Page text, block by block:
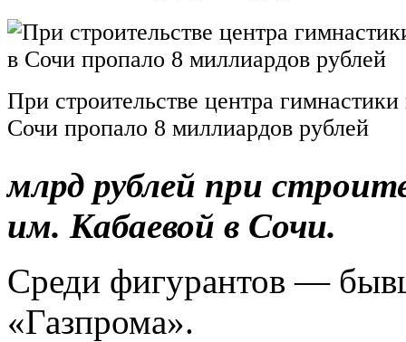
При строительстве центра
Сочи пропало 8 миллиардов рублей
млрд рублей при
им. Кабаевой в Сочи.
Среди фигурантов —
«Газпрома».